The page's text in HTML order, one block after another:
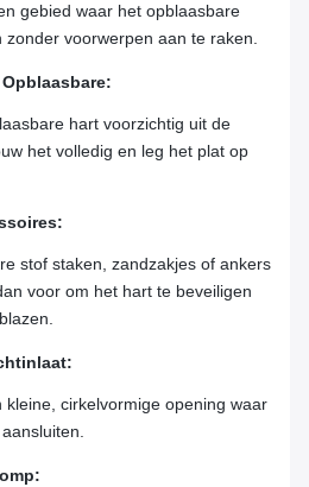
gebied waar het opblaasbare
zonder voorwerpen aan te raken.
hart voorzichtig uit de
het volledig en leg het plat op
stof staken, zandzakjes of ankers
voor om het hart te beveiligen
kleine, cirkelvormige opening waar